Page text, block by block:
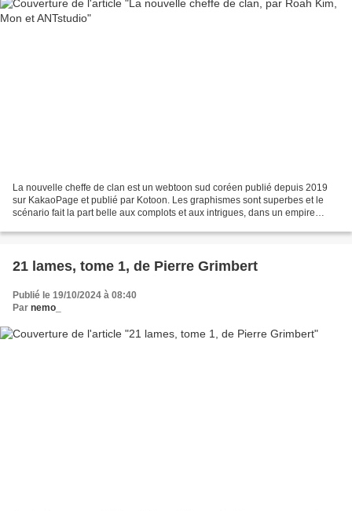
La nouvelle cheffe de clan est un webtoon sud coréen publié depuis 2019
sur KakaoPage et publié par Kotoon. Les graphismes sont superbes et le
scénario fait la part belle aux complots et aux intrigues, dans un empire
21 lames, tome 1, de Pierre Grimbert
Publié le 19/10/2024 à 08:40
Par nemo_